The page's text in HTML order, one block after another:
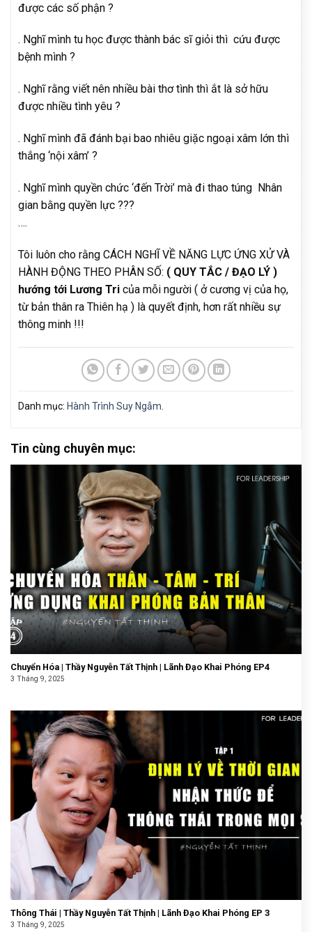
được các số phận ?
. Nghĩ mình tu học được thành bác sĩ giỏi thì cứu được
bệnh mình ?
. Nghĩ rằng viết nên nhiều bài thơ tình thì ắt là sở hữu
được nhiều tình yêu ?
. Nghĩ mình đã đánh bại bao nhiêu giặc ngoại xâm lớn thì
thắng ‘nội xâm’ ?
. Nghĩ mình quyền chức ‘đến Trời’ mà đi thao túng Nhân
gian bằng quyền lực ???
….
Tôi luôn cho rằng CÁCH NGHĨ VỀ NĂNG LỰC ỨNG XỬ VÀ
HÀNH ĐỘNG THEO PHÂN SỐ: ( QUY TẮC / ĐẠO LÝ )
hướng tới Lương Tri của mỗi người ( ở cương vị của họ,
từ bản thân ra Thiên hạ ) là quyết định, hơn rất nhiều sự
thông minh !!!
Danh mục: Hành Trình Suy Ngẫm.
Tin cùng chuyên mục:
Chuyển Hóa | Thầy Nguyễn Tất Thịnh | Lãnh Đạo Khai Phóng EP4
3 Tháng 9, 2025
Thông Thái | Thầy Nguyễn Tất Thịnh | Lãnh Đạo Khai Phóng EP 3
3 Tháng 9, 2025